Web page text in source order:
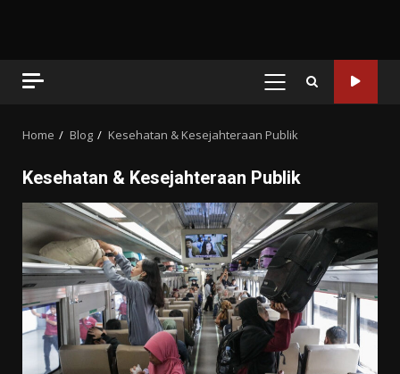
PRIMARY
Home Blog Kesehatan & Kesejahteraan Publik
Kesehatan & Kesejahteraan Publik